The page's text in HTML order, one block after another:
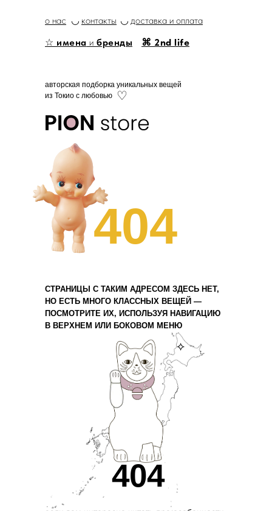
авторская подборка уникальных вещей
из Токио с любовью ♡
404
⌘ 2nd life
☆ имена и бренды
доставка и оплата
◡ ◡
контакты
о нас
СТРАНИЦЫ С ТАКИМ АДРЕСОМ ЗДЕСЬ НЕТ,
НО ЕСТЬ МНОГО КЛАССНЫХ ВЕЩЕЙ —
ПОСМОТРИТЕ ИХ, ИСПОЛЬЗУЯ НАВИГАЦИЮ
В ВЕРХНЕМ ИЛИ БОКОВОМ МЕНЮ
⟡
404